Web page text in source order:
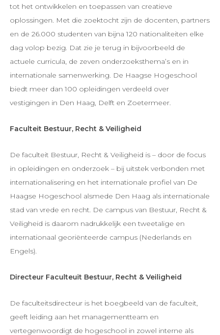
tot het ontwikkelen en toepassen van creatieve
oplossingen. Met die zoektocht zijn de docenten, partners
en de 26.000 studenten van bijna 120 nationaliteiten elke
dag volop bezig. Dat zie je terug in bijvoorbeeld de
actuele curricula, de zeven onderzoeksthema’s en in
internationale samenwerking. De Haagse Hogeschool
biedt meer dan 100 opleidingen verdeeld over
vestigingen in Den Haag, Delft en Zoetermeer.
Faculteit Bestuur, Recht & Veiligheid
De faculteit Bestuur, Recht & Veiligheid is – door de focus
in opleidingen en onderzoek – bij uitstek verbonden met
internationalisering en het internationale profiel van De
Haagse Hogeschool alsmede Den Haag als internationale
stad van vrede en recht. De campus van Bestuur, Recht &
Veiligheid is daarom nadrukkelijk een tweetalige en
internationaal georiënteerde campus (Nederlands en
Engels).
Directeur Faculteuit Bestuur, Recht & Veiligheid
De faculteitsdirecteur is het boegbeeld van de faculteit,
geeft leiding aan het managementteam en
vertegenwoordigt de hogeschool in zowel interne als